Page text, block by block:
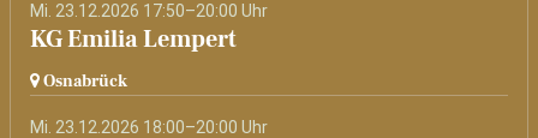
Mi. 23.12.2026 17:50–20:00 Uhr
KG Emilia Lempert
Osnabrück
Mi. 23.12.2026 18:00–20:00 Uhr